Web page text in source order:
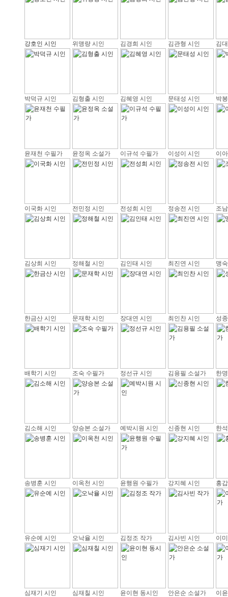
강호인 시인 위맹량 시인 김경희 시인 김관형 시인 김
박덕규 시인 김형출 시인 김혜영 시인 문태성 시인 박
윤재천 수필가 윤정옥 소설가 이규석 수필가 이성이 시인 이
이국화 시인 전민정 시인 전성희 시인 정송전 시인 조
김상희 시인 정해철 시인 김인태 시인 최진연 시인 맹
한금산 시인 문재학 시인 장대연 시인 최인찬 시인 성
배학기 시인 조숙 수필가 정선규 시인 김용필 소설가 한
김소해 시인 양승본 소설가 예박시원 시인 신종현 시인 한
송병훈 시인 이옥천 시인 윤행원 수필가 강지혜 시인 홍
유순예 시인 오낙율 시인 김정조 작가 김사빈 시인 이
심재기 시인 심재칠 시인 윤이현 동시인 안은순 소설가 이